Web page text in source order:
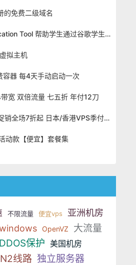
新加坡、日本、美国堪萨斯与
杉矶等多个地区。其 VPS 产品基
KVM 虚拟化架构，配备 NVMe
大系列。亚洲 VPS 月付低至 6
的免费二级域名
是一家成立于2023年
海外主机服务商，主营 VPS /
业务，数据中心覆盖中国香
矶等多个地区。其 VPS 产品基
固态硬盘，主要分为亚洲和美
大系列。亚洲 VPS 月付低至 6
SheerID Verification Tool 帮助学生通过谷歌学生计划免费获得 Gemini Advanced
是一家成立于2023年
外主机服务商，主营 VPS /
业务，数据中心覆盖中国香
矶等多个地区。其 VPS 产品基
固态硬盘，主要分为亚洲和美
大系列。亚洲 VPS 月付低至 6
拟主机
是一家成立于2023年
外主机服务商，主营 VPS /
业务，数据中心覆盖中国香
矶等多个地区。其 VPS 产品基
固态硬盘，主要分为亚洲和美
容器 每4天手动启动一次
是一家成立于2023年
外主机服务商，主营 VPS /
业务，数据中心覆盖中国香
矶等多个地区。其 VPS 产品基
大系列。亚洲 VPS 月付低至 6
宽 双倍流量 七五折 年付12刀
是一家成立于2023年
外主机服务商，主营 VPS /
业务，数据中心覆盖中国香
KVM 虚拟化架构，配备 NVMe
大系列。亚洲 VPS 月付低至 6
，美国
LOCVPS 秋季促销全场7折起 日本/香港VPS季付63元
是一家成立于2023年
外主机服务商，主营 VPS /
KVM 虚拟化架构，配备 NVMe
固态硬盘，主要分为亚洲和美
两大系列。亚洲 VPS 月付低至 6
，美国
动款【便宜】套餐集
业务，数据中心覆盖中国香
KVM 虚拟化架构，配备 NVMe
固态硬盘，主要分为亚洲和美
大系列。亚洲 VPS 月付低至 6
，美国
不限流量 便宜vps 亚洲机房
OpenVZ 大流量
DDOS保护 美国机房
线路 独立服务器